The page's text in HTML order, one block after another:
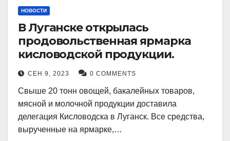
НОВОСТИ
В Луганске открылась
продовольственная ярмарка
кисловодской продукции.
СЕН 9, 2023 0 COMMENTS
Свыше 20 тонн овощей, бакалейных товаров,
мясной и молочной продукции доставила
делегация Кисловодска в Луганск. Все средства,
вырученные на ярмарке,…